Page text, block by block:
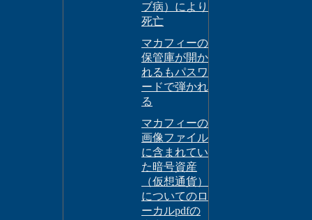
ブ病）により
死亡
マカフィーの
保管庫が開か
れるもパスワ
ードで弾かれ
る
マカフィーの
画像ファイル
に含まれてい
た暗号資産
（仮想通貨）
についてのロ
ーカルpdfの